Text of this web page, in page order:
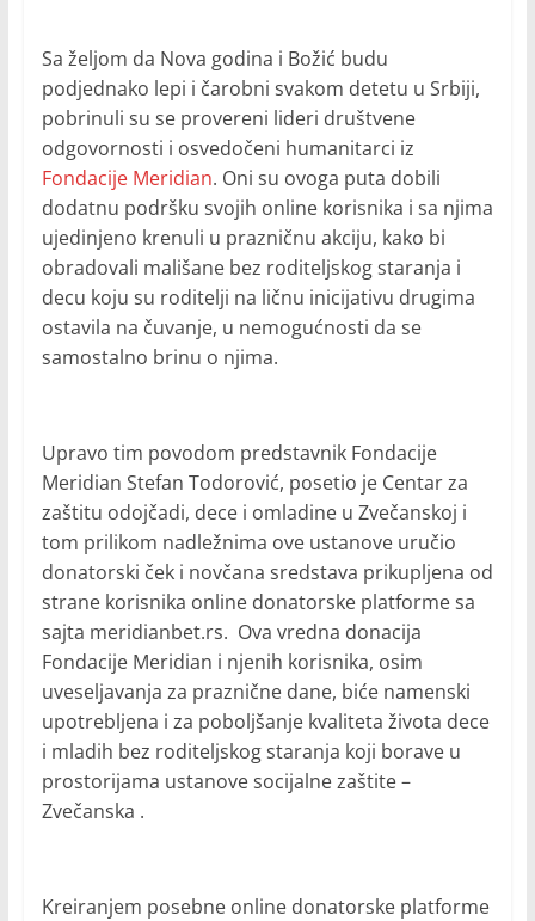
Sa željom da Nova godina i Božić budu
podjednako lepi i čarobni svakom detetu u Srbiji,
pobrinuli su se provereni lideri društvene
odgovornosti i osvedočeni humanitarci iz
Fondacije Meridian. Oni su ovoga puta dobili
dodatnu podršku svojih online korisnika i sa njima
ujedinjeno krenuli u prazničnu akciju, kako bi
obradovali mališane bez roditeljskog staranja i
decu koju su roditelji na ličnu inicijativu drugima
ostavila na čuvanje, u nemogućnosti da se
samostalno brinu o njima.
Upravo tim povodom predstavnik Fondacije
Meridian Stefan Todorović, posetio je Centar za
zaštitu odojčadi, dece i omladine u Zvečanskoj i
tom prilikom nadležnima ove ustanove uručio
donatorski ček i novčana sredstava prikupljena od
strane korisnika online donatorske platforme sa
sajta meridianbet.rs. Ova vredna donacija
Fondacije Meridian i njenih korisnika, osim
uveseljavanja za praznične dane, biće namenski
upotrebljena i za poboljšanje kvaliteta života dece
i mladih bez roditeljskog staranja koji borave u
prostorijama ustanove socijalne zaštite –
Zvečanska .
Kreiranjem posebne online donatorske platforme